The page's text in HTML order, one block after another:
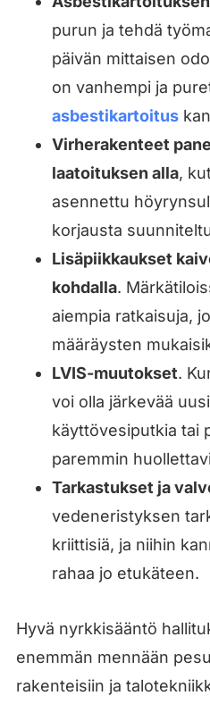
purun ja tehdä
päivän mittaisen
on vanhempi ja
asbestikartoitus
Virherakenteet
laatoituksen alla,
asennettu
korjausta
Lisäpiikkaukset
kohdalla.
aiempia ratkaisuja,
määräysten
LVIS-muutokset.
voi olla järkevää
käyttövesiputkia tai
paremmin
Tarkastukset ja
vedeneristyksen
kriittisiä, ja niihin
rahaa jo etukäteen.
Hyvä nyrkkisääntö
enemmän mennään
rakenteisiin ja